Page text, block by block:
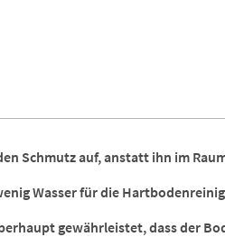
Schmutz auf, anstatt ihn im
Wasser für die
gewährleistet, dass der